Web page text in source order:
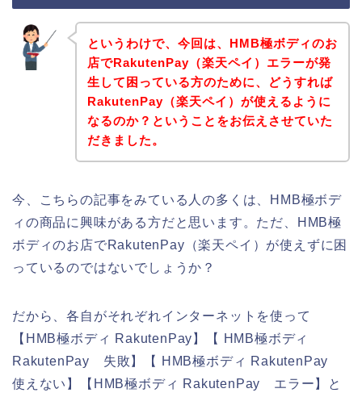
というわけで、今回は、HMB極ボディのお
店でRakutenPay（楽天ペイ）エラーが発
生して困っている方のために、どうすれば
RakutenPay（楽天ペイ）が使えるように
なるのか？ということをお伝えさせていた
だきました。
今、こちらの記事をみている人の多くは、HMB極ボデ
ィの商品に興味がある方だと思います。ただ、HMB極
ボディのお店でRakutenPay（楽天ペイ）が使えずに困
っているのではないでしょうか？
だから、各自がそれぞれインターネットを使って
【HMB極ボディ RakutenPay】【 HMB極ボディ
RakutenPay 失敗】【 HMB極ボディ RakutenPay
使えない】【HMB極ボディ RakutenPay エラー】と